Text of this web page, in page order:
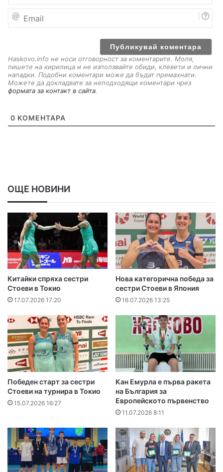
е
a
Haskovo.info не носи отговорност за коментарите. Моля,
пишете на кирилица и не използвайте обиди, клевети и лични
нападки. Подобни коментари може да бъдат премахнати.
Можете да докладвате за неподходящи коментари чрез
формата за контакт в сайта.
0 КОМЕНТАРА
ОЩЕ НОВИНИ
Китайки спряха сестри
Стоеви в Токио
17.07.2026 17:20
Нова категорична победа за
сестри Стоеви в Япония
16.07.2026 13:25
Победен старт за сестри
Стоеви на турнира в Токио
15.07.2026 16:27
Кан Емурла е първа ракета
на България за
Европейското първенство
11.07.2026 8:11